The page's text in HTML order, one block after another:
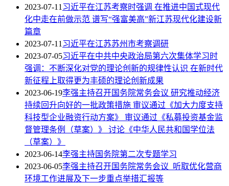
2023-07-11习近平在江苏考察时强调 在推进中国式现代
化中走在前做示范 谱写“强富美高”新江苏现代化建设新
篇章
2023-07-11习近平在江苏苏州市考察调研
2023-07-05习近平在中共中央政治局第六次集体学习时
强调：不断深化对党的理论创新的规律性认识 在新时代
新征程上取得更为丰硕的理论创新成果
2023-06-19李强主持召开国务院常务会议 研究推动经济
持续回升向好的一批政策措施 审议通过《加大力度支持
科技型企业融资行动方案》 审议通过《私募投资基金监
督管理条例（草案）》 讨论《中华人民共和国学位法
（草案）》
2023-06-14李强主持国务院第二次专题学习
2023-06-05李强主持召开国务院常务会议 听取优化营商
环境工作进展及下一步重点举措汇报等